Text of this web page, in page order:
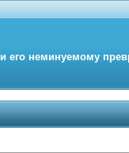
и его неминуемому